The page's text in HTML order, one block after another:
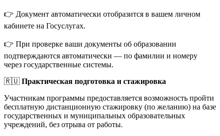
👉 Документ автоматически отобразится в вашем личном
кабинете на Госуслугах.
👉 При проверке ваши документы об образовании
подтверждаются автоматически — по фамилии и номеру
через государственные системы.
🇷🇺 Практическая подготовка и стажировка
Участникам программы предоставляется возможность пройти
бесплатную дистанционную стажировку (по желанию) на базе
государственных и муниципальных образовательных
учреждений, без отрыва от работы.